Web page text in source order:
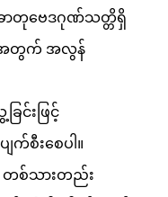
ဓာတုဗေဒဂုဏ်သတ္တိရှိ
န်အတွက် အလွန်
ြင်းဖြင့်
စီးစေပါ။
စ်သားတည်း